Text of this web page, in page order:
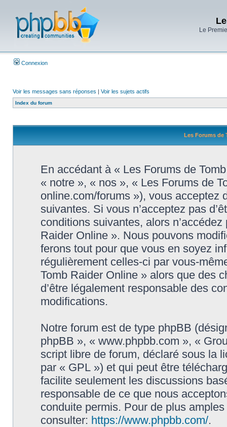
Le
Connexion
Voir les messages sans réponses | Voir les sujets actifs
Index du forum
Les Forums de
En accédant à « Les Forums de
« notre », « nos », « Les Forums de
online.com/forums »), vous acceptez
suivantes. Si vous n’acceptez pas
conditions suivantes, alors
Raider Online ». Nous pouvons
ferons tout pour que vous en soyez
régulièrement celles-ci par vous-
Tomb Raider Online » alors que des
d’être légalement responsable des
modifications.
Notre forum est de type phpBB
phpBB », « www.phpbb.com », «
script libre de forum, déclaré sous la
par « GPL ») et qui peut être
facilite seulement les discussions
responsable de ce que nous
conduite permis. Pour de plus
consulter: https://www.phpbb.com/.